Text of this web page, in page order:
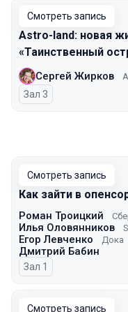
Смотреть запись
Astro-land: новая
«Таинственный
Сергей Жирков
Зал 3
Смотреть запись
Как зайти в
Роман Троицкий
Илья Оловянников
Егор Левченко Дока
Дмитрий Бабин
Зал 1
Смотреть запись